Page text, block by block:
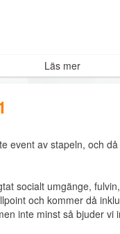
Läs mer
event av stapeln, och
socialt umgänge,
och kommer då
inte minst så bjuder vi